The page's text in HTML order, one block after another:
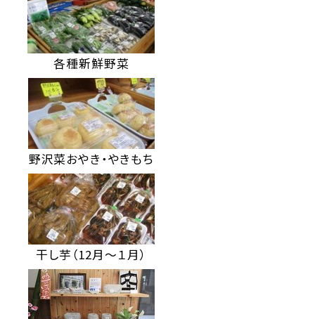
各種新鮮野菜
野沢菜おやき・やきもち
干し芋（12月～１月）